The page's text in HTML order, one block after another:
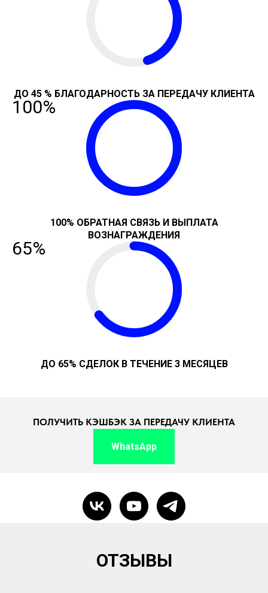
ДО 45 % БЛАГОДАРНОСТЬ ЗА ПЕРЕДАЧУ КЛИЕНТА
100%
100% ОБРАТНАЯ СВЯЗЬ И ВЫПЛАТА
ВОЗНАГРАЖДЕНИЯ
65%
ДО 65% СДЕЛОК В ТЕЧЕНИЕ 3 МЕСЯЦЕВ
ПОЛУЧИТЬ КЭШБЭК ЗА ПЕРЕДАЧУ КЛИЕНТА
WhatsApp
ОТЗЫВЫ